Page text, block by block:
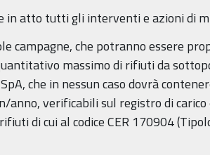
atto tutti gli interventi e azioni di
campagne, che potranno essere
massimo di rifiuti da
che in nessun caso dovrà
verificabili sul registro di
di cui al codice CER 170904